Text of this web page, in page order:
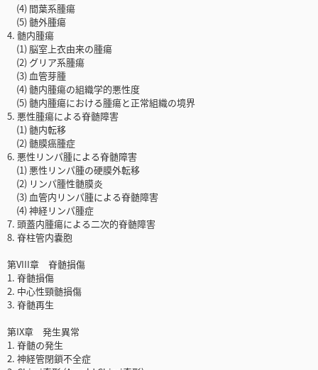
(4) 間葉系腫瘍
(5) 髄外腫瘍
4. 髄内腫瘍
(1) 脳室上衣由来の腫瘍
(2) グリア系腫瘍
(3) 血管芽腫
(4) 髄内腫瘍の組織学的悪性度
(5) 髄内腫瘍における腫瘍と正常組織の境界
5. 悪性腫瘍による脊髄障害
(1) 髄内転移
(2) 髄膜癌腫症
6. 悪性リンパ腫による脊髄障害
(1) 悪性リンパ腫の硬膜外転移
(2) リンパ腫性髄膜炎
(3) 血管内リンパ腫による脊髄障害
(4) 神経リンパ腫症
7. 頭蓋内腫瘍による二次的脊髄障害
8. 脊柱管内嚢胞
第VIII章 脊髄損傷
1. 脊髄損傷
2. 中心性頸髄損傷
3. 脊髄再生
第IX章 発生異常
1. 脊髄の発生
2. 神経管閉鎖不全症